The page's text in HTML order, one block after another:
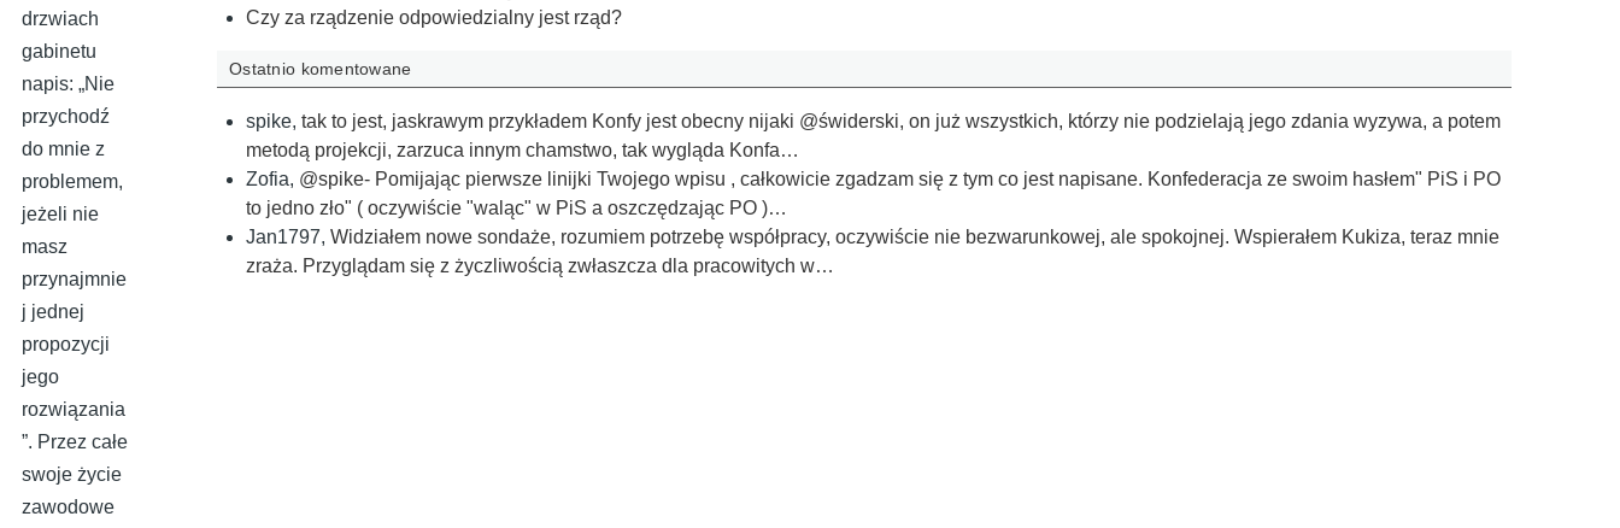
drzwiach
gabinetu
napis: „Nie
przychodź
do mnie z
problemem,
jeżeli nie
masz
przynajmnie
j jednej
propozycji
jego
rozwiązania
”. Przez całe
swoje życie
zawodowe
Czy za rządzenie odpowiedzialny jest rząd?
Ostatnio komentowane
spike, tak to jest, jaskrawym przykładem Konfy jest obecny nijaki @świderski, on już wszystkich, którzy nie podzielają jego zdania wyzywa, a potem
metodą projekcji, zarzuca innym chamstwo, tak wygląda Konfa…
Zofia, @spike- Pomijając pierwsze linijki Twojego wpisu , całkowicie zgadzam się z tym co jest napisane. Konfederacja ze swoim hasłem" PiS i PO
to jedno zło" ( oczywiście "waląc" w PiS a oszczędzając PO )…
Jan1797, Widziałem nowe sondaże, rozumiem potrzebę współpracy, oczywiście nie bezwarunkowej, ale spokojnej. Wspierałem Kukiza, teraz mnie
zraża. Przyglądam się z życzliwością zwłaszcza dla pracowitych w…